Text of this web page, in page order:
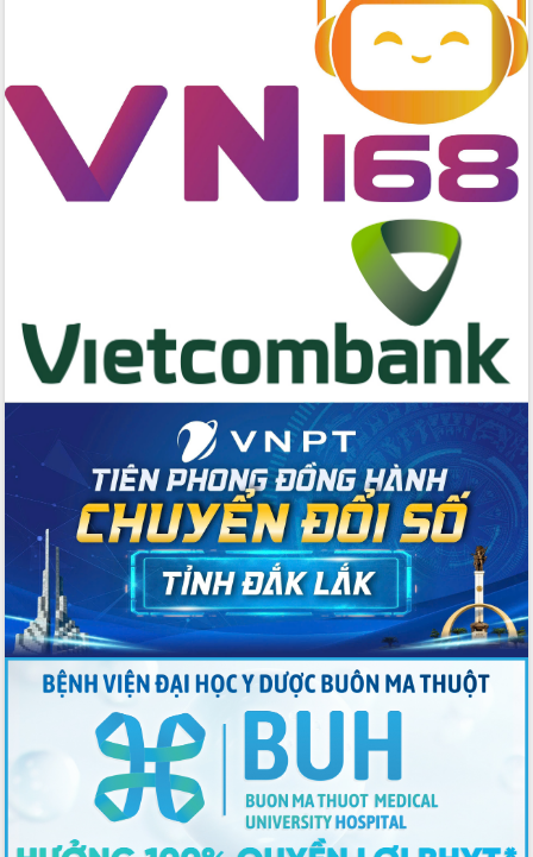
Phát động chiến dịch 30 ngày đêm
giải phóng mặt bằng Tuyến đường bộ
ven biển
Đắk Lắk nỗ lực thúc đẩy tăng trưởng
kinh tế từ 10% trở lên trong Quý
Thứ trưởng Bộ Y tế làm việc với tỉnh
Đắk Lắk về phát triển nhân lực y tế
cho trạm y tế cấp xã
Du lịch Đắk Lắk nâng tầm trải nghiệm
du khách thông qua Hệ thống cơ sở dữ
liệu và Bản đồ số
Tập huấn ứng dụng trí tuệ nhân tạo (AI)
trong thương mại điện tử năm 2026
Đoàn đại biểu Quốc hội tỉnh Đắk Lắk
trao đổi thông tin trước Kỳ họp thứ
nhất, Quốc hội khóa XVI
Quyết liệt cải cách hành chính, khơi
thông nguồn lực phát triển
Nâng cao hiệu lực, hiệu quả HĐND
tỉnh thông qua hiện đại hóa hành chính
Xã Ea Phê gắn cải cách hành chính với
chuyển đổi số
Phó Chủ tịch Thường trực UBND tỉnh
Hồ Thị Nguyên Thảo làm việc tại Trung